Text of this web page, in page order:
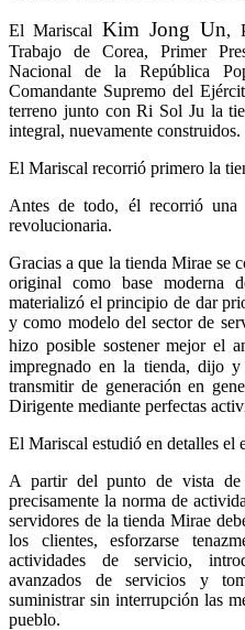
El Mariscal Kim Jong Un,
Trabajo de Corea, Primer
Nacional de la República
Comandante Supremo del
terreno junto con Ri Sol Ju la
integral, nuevamente construidos.
El Mariscal recorrió primero la
Antes de todo, él recorrió una
revolucionaria.
Gracias a que la tienda Mirae se
original como base moderna
materializó el principio de dar
y como modelo del sector de
hizo posible sostener mejor el
impregnado en la tienda, dijo
transmitir de generación en
Dirigente mediante perfectas
El Mariscal estudió en detalles el
A partir del punto de vista
precisamente la norma de
servidores de la tienda Mirae
los clientes, esforzarse
actividades de servicio,
avanzados de servicios y
suministrar sin interrupción las
pueblo.